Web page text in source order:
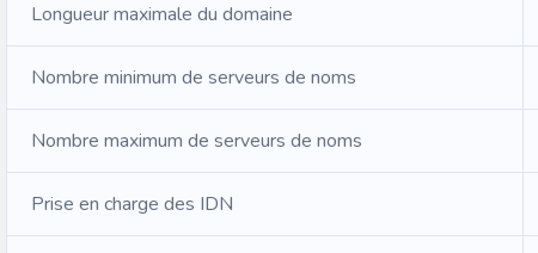
Longueur maximale du domaine
Nombre minimum de serveurs de noms
Nombre maximum de serveurs de noms
Prise en charge des IDN